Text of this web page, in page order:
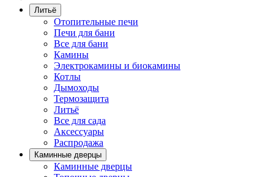
Литьё
Отопительные печи
Печи для бани
Все для бани
Камины
Электрокамины и биокамины
Котлы
Дымоходы
Термозащита
Литьё
Все для сада
Аксессуары
Распродажа
Каминные дверцы
Каминные дверцы